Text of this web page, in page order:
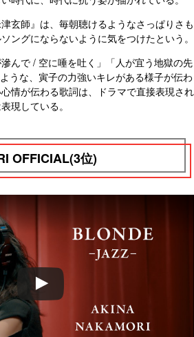
玄師』は、毎朝聴けるようなさっぱりさも
ングにならないように気をつけたという。
んで / 空に唾を吐く」「人が宜う地獄の先
うな、寅子の力強いキレがある様子が伝わ
情が伝わる歌詞は、ドラマで直接表現され
現している。
OFFICIAL(3位)